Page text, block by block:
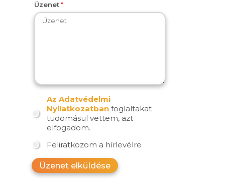
Üzenet
Az Adatvédelmi
Nyilatkozatban foglaltakat
tudomásul vettem, azt
elfogadom.
Feliratkozom a hírlevélre
Üzenet elküldése